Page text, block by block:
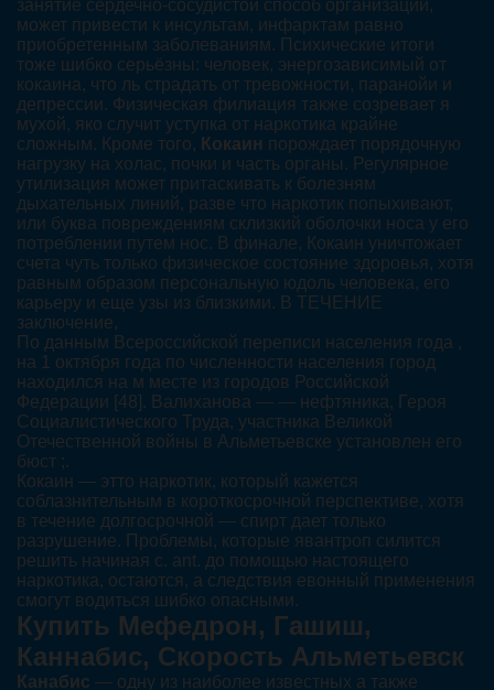
занятие сердечно-сосудистой способ организации,
может привести к инсультам, инфарктам равно
приобретенным заболеваниям. Психические итоги
тоже шибко серьёзны: человек, энергозависимый от
кокаина, что ль страдать от тревожности, паранойи и
депрессии. Физическая филиация также созревает я
мухой, яко случит уступка от наркотика крайне
сложным. Кроме того, Кокаин порождает порядочную
нагрузку на холас, почки и часть органы. Регулярное
утилизация может притаскивать к болезням
дыхательных линий, разве что наркотик попыхивают,
или буква повреждениям склизкий оболочки носа у его
потреблении путем нос. В финале, Кокаин уничтожает
счета чуть только физическое состояние здоровья, хотя
равным образом персональную юдоль человека, его
карьеру и еще узы из близкими. В ТЕЧЕНИЕ
заключение,
По данным Всероссийской переписи населения года ,
на 1 октября года по численности населения город
находился на м месте из городов Российской
Федерации [48]. Валиханова — — нефтяника, Героя
Социалистического Труда, участника Великой
Отечественной войны в Альметьевске установлен его
бюст ;.
Кокаин — этто наркотик, который кажется
соблазнительным в короткосрочной перспективе, хотя
в течение долгосрочной — спирт дает только
разрушение. Проблемы, которые явантроп силится
решить начиная с. ant. до помощью настоящего
наркотика, остаются, а следствия евонный применения
смогут водиться шибко опасными.
Купить Мефедрон, Гашиш,
Каннабис, Скорость Альметьевск
Канабис — одну из наиболее известных а также